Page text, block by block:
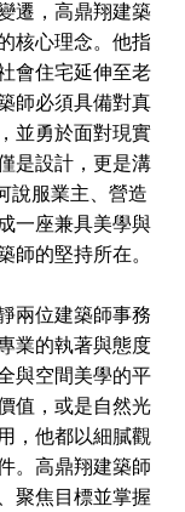
遷，高鼎翔建築
核心理念。他指
會住宅延伸至老
師必須具備對真
並勇於面對現實
是設計，更是溝
說服業主、營造
一座兼具美學與
師的堅持所在。
兩位建築師事務
業的執著與態度
與空間美學的平
值，或是自然光
，他都以細膩觀
。高鼎翔建築師
聚焦目標並掌握